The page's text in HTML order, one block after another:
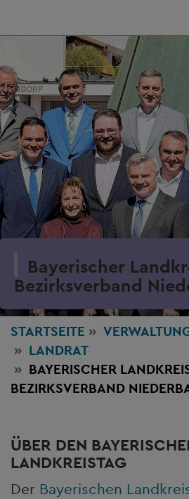
Bayerischer
Bezirksverband
STARTSEITE
LANDRAT
BAYERISCHER
BEZIRKSVERBAND
ÜBER DEN
LANDKREISTAG
Der Bayerischen